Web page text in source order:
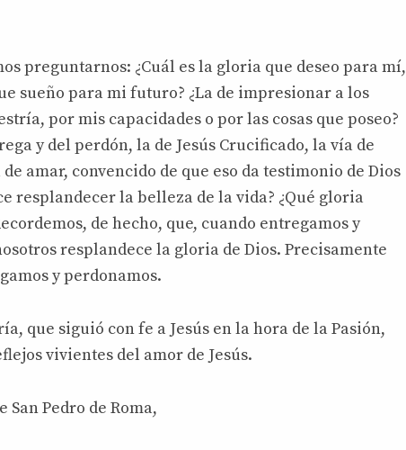
preguntarnos: ¿Cuál es la gloria que deseo para mí,
sueño para mi futuro? ¿La de impresionar a los
por mis capacidades o por las cosas que poseo?
y del perdón, la de Jesús Crucificado, la vía de
amar, convencido de que eso da testimonio de Dios
resplandecer la belleza de la vida? ¿Qué gloria
de hecho, que, cuando entregamos y
resplandece la gloria de Dios. Precisamente
y perdonamos.
que siguió con fe a Jesús en la hora de la Pasión,
vivientes del amor de Jesús.
San Pedro de Roma,